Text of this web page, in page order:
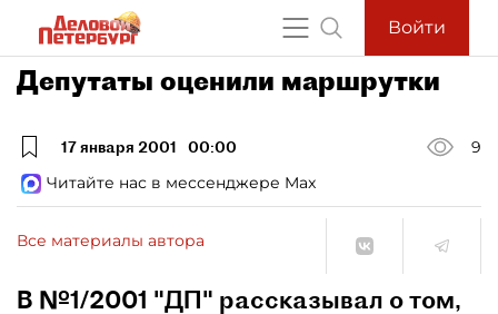
Войти
Депутаты оценили маршрутки
17 января 2001 00:00
9
Читайте нас в мессенджере Max
Все материалы автора
В №1/2001 "ДП" рассказывал о том,